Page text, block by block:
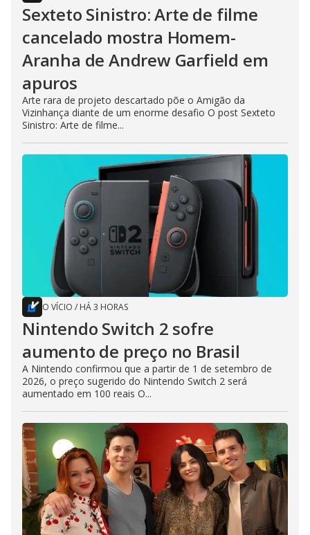
Sexteto Sinistro: Arte de filme
cancelado mostra Homem-
Aranha de Andrew Garfield em
apuros
Arte rara de projeto descartado põe o Amigão da
Vizinhança diante de um enorme desafio O post Sexteto
Sinistro: Arte de filme...
O VÍCIO / HÁ 3 HORAS
Nintendo Switch 2 sofre
aumento de preço no Brasil
A Nintendo confirmou que a partir de 1 de setembro de
2026, o preço sugerido do Nintendo Switch 2 será
aumentado em 100 reais O...